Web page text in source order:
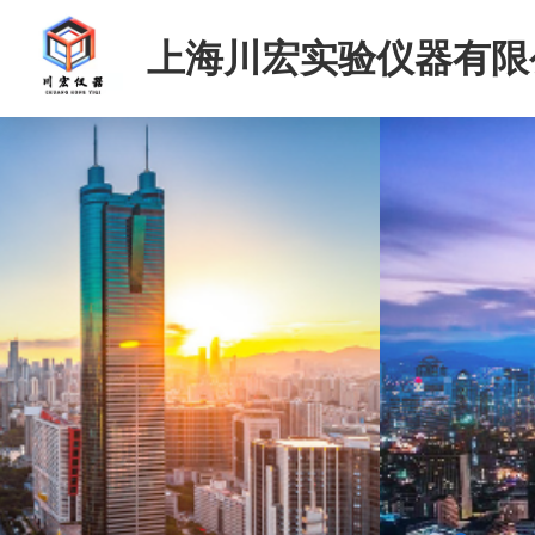
上海川宏实验仪器有